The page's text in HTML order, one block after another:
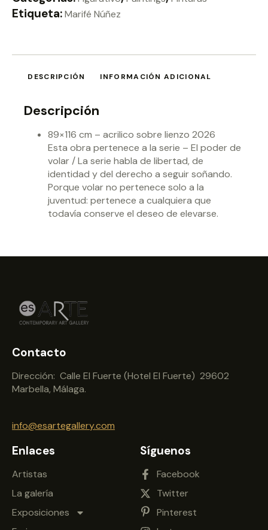
Etiqueta:Marifé Núñez
DESCRIPCIÓN INFORMACIÓN ADICIONAL
Descripción
89×116 cm – acrilico sobre lienzo 2026
Esta obra pertenece a la serie – El poder de
volar / La serie habla de libertad, de
identidad y del derecho a seguir soñando.
Porque volar no pertenece solo a la
juventud: pertenece a cualquiera que
todavía conserve el deseo de elevarse.
Contacto
Dirección: Calle El Fuerte (Hotel El Fuerte) 29602
Marbella, Málaga.
info@esartegallery.com
Enlaces
Artistas
La galería
Exposiciones
Síguenos
Facebook
Twitter
Pinterest